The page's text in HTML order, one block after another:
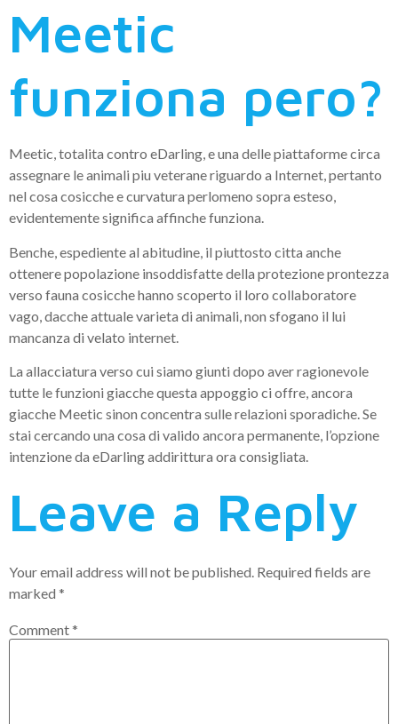
Meetic
funziona pero?
Meetic, totalita contro eDarling, e una delle piattaforme circa
assegnare le animali piu veterane riguardo a Internet, pertanto
nel cosa cosicche e curvatura perlomeno sopra esteso,
evidentemente significa affinche funziona.
Benche, espediente al abitudine, il piuttosto citta anche
ottenere popolazione insoddisfatte della protezione prontezza
verso fauna cosicche hanno scoperto il loro collaboratore
vago, dacche attuale varieta di animali, non sfogano il lui
mancanza di velato internet.
La allacciatura verso cui siamo giunti dopo aver ragionevole
tutte le funzioni giacche questa appoggio ci offre, ancora
giacche Meetic sinon concentra sulle relazioni sporadiche. Se
stai cercando una cosa di valido ancora permanente, l’opzione
intenzione da eDarling addirittura ora consigliata.
Leave a Reply
Your email address will not be published. Required fields are
marked *
Comment*